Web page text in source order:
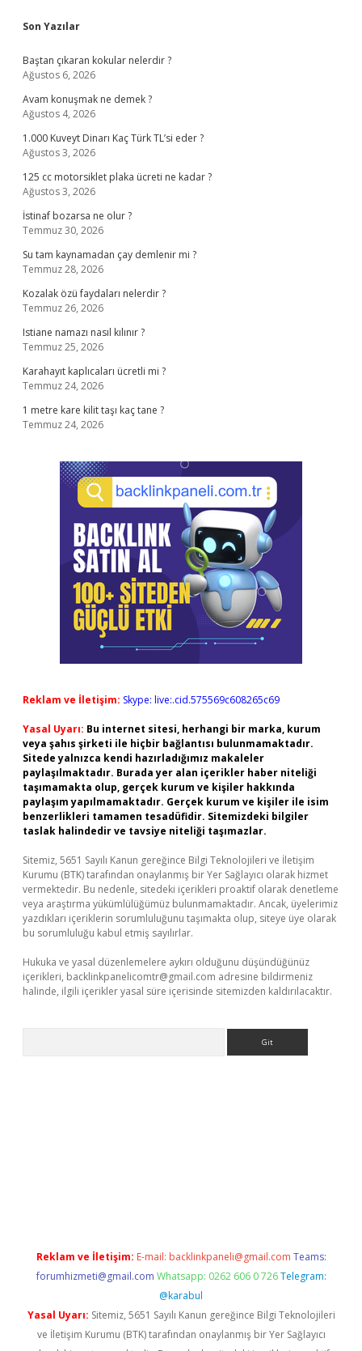
Sidebar
Son Yazılar
Baştan çıkaran kokular nelerdir ?
Ağustos 6, 2026
Avam konuşmak ne demek ?
Ağustos 4, 2026
1.000 Kuveyt Dinarı Kaç Türk TL’si eder ?
Ağustos 3, 2026
125 cc motorsiklet plaka ücreti ne kadar ?
Ağustos 3, 2026
İstinaf bozarsa ne olur ?
Temmuz 30, 2026
Su tam kaynamadan çay demlenir mi ?
Temmuz 28, 2026
Kozalak özü faydaları nelerdir ?
Temmuz 26, 2026
Istiane namazı nasıl kılınır ?
Temmuz 25, 2026
Karahayıt kaplıcaları ücretli mi ?
Temmuz 24, 2026
1 metre kare kilit taşı kaç tane ?
Temmuz 24, 2026
Reklam ve İletişim: Skype: live:.cid.575569c608265c69
Yasal Uyarı: Bu internet sitesi, herhangi bir marka, kurum
veya şahıs şirketi ile hiçbir bağlantısı bulunmamaktadır.
Sitede yalnızca kendi hazırladığımız makaleler
paylaşılmaktadır. Burada yer alan içerikler haber niteliği
taşımamakta olup, gerçek kurum ve kişiler hakkında
paylaşım yapılmamaktadır. Gerçek kurum ve kişiler ile isim
benzerlikleri tamamen tesadüfidir. Sitemizdeki bilgiler
taslak halindedir ve tavsiye niteliği taşımazlar.
Sitemiz, 5651 Sayılı Kanun gereğince Bilgi Teknolojileri ve İletişim
Kurumu (BTK) tarafından onaylanmış bir Yer Sağlayıcı olarak hizmet
vermektedir. Bu nedenle, sitedeki içerikleri proaktif olarak denetleme
veya araştırma yükümlülüğümüz bulunmamaktadır. Ancak, üyelerimiz
yazdıkları içeriklerin sorumluluğunu taşımakta olup, siteye üye olarak
bu sorumluluğu kabul etmiş sayılırlar.
Hukuka ve yasal düzenlemelere aykırı olduğunu düşündüğünüz
içerikleri, backlinkpanelicomtr@gmail.com adresine bildirmeniz
halinde, ilgili içerikler yasal süre içerisinde sitemizden kaldırılacaktır.
Reklam ve İletişim: E-mail: backlinkpaneli@gmail.com Teams:
forumhizmeti@gmail.com Whatsapp: 0262 606 0 726 Telegram:
@karabul
Yasal Uyarı: Sitemiz, 5651 Sayılı Kanun gereğince Bilgi Teknolojileri
ve İletişim Kurumu (BTK) tarafından onaylanmış bir Yer Sağlayıcı